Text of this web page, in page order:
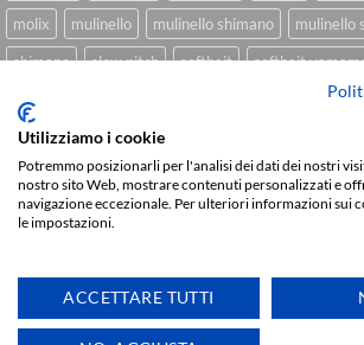
molix
mulinello mulinello shimano mulinello
shimano
slow pitch softbait softbait
spinning inshore
trecciato
Sviluppato daWe Blink
CHI SIAMO BLOG FAQ
Copyright 2026 ©
Utilizziamo i cookie
Potremmo posizionarli per l'analisi dei dati dei nostri
nostro sito Web, mostrare contenuti personalizzati e
navigazione eccezionale. Per ulteriori informazioni sui
le impostazioni.
ACCETTARE TUTTI